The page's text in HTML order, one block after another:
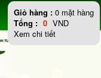
Giỏ hàng : 0 mặt hàng
Tổng : 0 VND
Xem chi tiết